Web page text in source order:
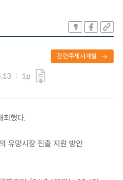
1p
관련주제시계열
최했다.
유망시장 진출 지원 방안